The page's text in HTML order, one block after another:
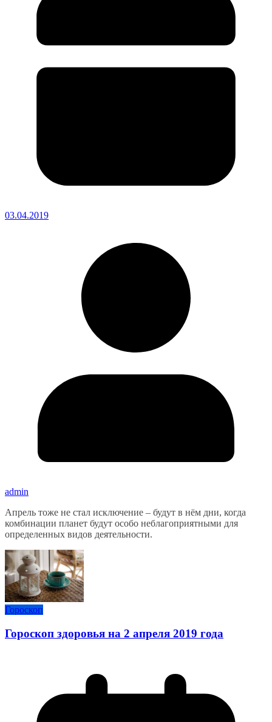
03.04.2019
admin
Апрель тоже не стал исключение – будут в нём дни, когда
комбинации планет будут особо неблагоприятными для
определенных видов деятельности.
Гороскоп
Гороскоп здоровья на 2 апреля 2019 года